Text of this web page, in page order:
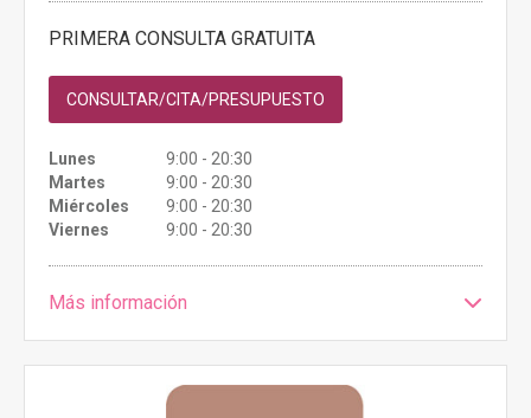
PRIMERA CONSULTA GRATUITA
CONSULTAR/CITA/PRESUPUESTO
Lunes
9:00 - 20:30
Martes
9:00 - 20:30
Miércoles
9:00 - 20:30
Viernes
9:00 - 20:30
Más información